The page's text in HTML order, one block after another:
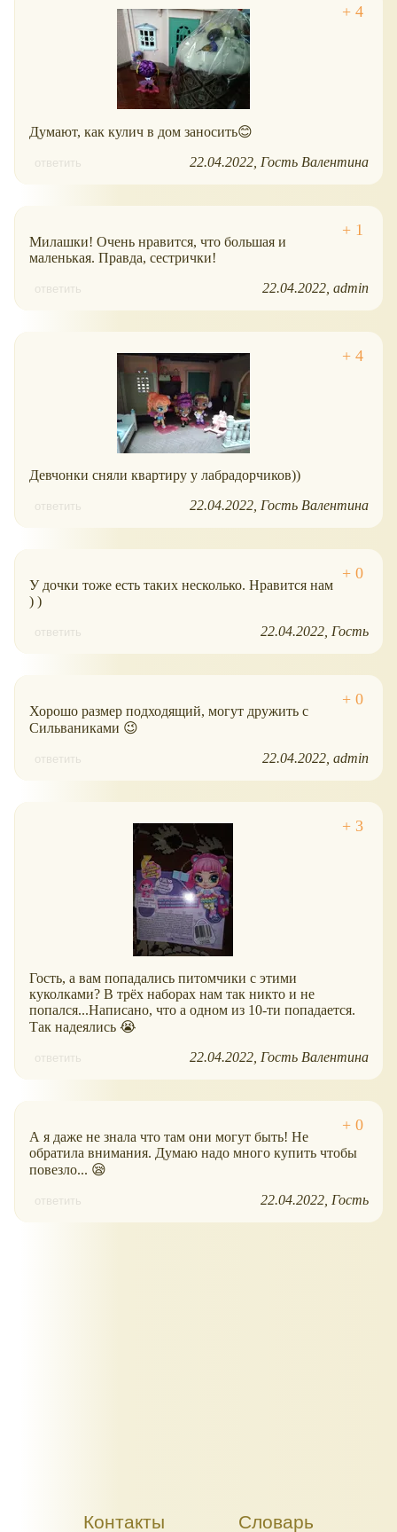
Думают, как кулич в дом заносить😊
ответить 22.04.2022 Гость Валентина
Милашки! Очень нравится, что большая и
маленькая. Правда, сестрички!
ответить 22.04.2022 admin
Девчонки сняли квартиру у лабрадорчиков))
ответить 22.04.2022 Гость Валентина
У дочки тоже есть таких несколько. Нравится нам
) )
ответить 22.04.2022 Гость
Хорошо размер подходящий, могут дружить с
Сильваниками 😉
ответить 22.04.2022 admin
Гость, а вам попадались питомчики с этими
куколками? В трёх наборах нам так никто и не
попался...Написано, что а одном из 10-ти попадается.
Так надеялись 😭
ответить 22.04.2022 Гость Валентина
А я даже не знала что там они могут быть! Не
обратила внимания. Думаю надо много купить чтобы
повезло... 😪
ответить 22.04.2022 Гость
Контакты Словарь